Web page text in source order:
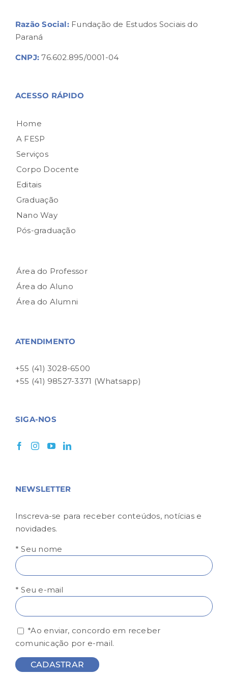
Razão Social:Fundação de Estudos Sociais do
Paraná
CNPJ: 76.602.895/0001-04
ACESSO RÁPIDO
Home
A FESP
Serviços
Corpo Docente
Editais
Graduação
Nano Way
Pós-graduação
Área do Professor
Área do Aluno
Área do Alumni
ATENDIMENTO
+55 (41) 3028-6500
+55 (41) 98527-3371 (Whatsapp)
SIGA-NOS
NEWSLETTER
Inscreva-se para receber conteúdos, notícias e
novidades.
* Seu nome
* Seu e-mail
*Ao enviar, concordo em receber
comunicação por e-mail.